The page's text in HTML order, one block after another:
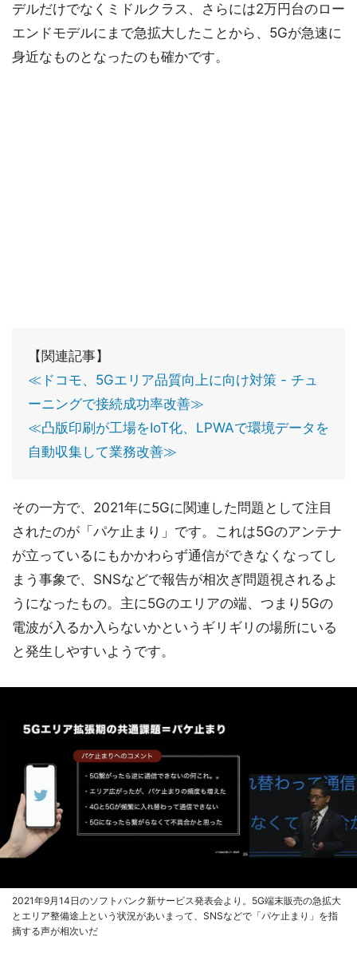
デルだけでなくミドルクラス、さらには2万円台のロー
エンドモデルにまで急拡大したことから、5Gが急速に
身近なものとなったのも確かです。
【関連記事】
≪ドコモ、5Gエリア品質向上に向け対策 - チュ
ーニングで接続成功率改善≫
≪凸版印刷が工場をIoT化、LPWAで環境データを
自動収集して業務改善≫
その一方で、2021年に5Gに関連した問題として注目
されたのが「パケ止まり」です。これは5Gのアンテナ
が立っているにもかかわらず通信ができなくなってし
まう事象で、SNSなどで報告が相次ぎ問題視されるよ
うになったもの。主に5Gのエリアの端、つまり5Gの
電波が入るか入らないかというギリギリの場所にいる
と発生しやすいようです。
2021年9月14日のソフトバンク新サービス発表会より。5G端末販売の急拡大
とエリア整備途上という状況があいまって、SNSなどで「パケ止まり」を指
摘する声が相次いだ